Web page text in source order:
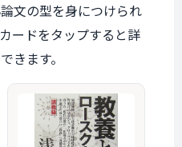
文の型を身につけられ
ードをタップすると詳
きます。